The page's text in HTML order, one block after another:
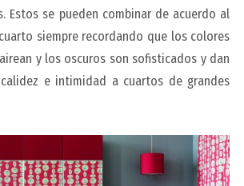
. Estos se pueden combinar de acuerdo al
siempre recordando que los colores
y los oscuros son sofisticados y dan
e intimidad a cuartos de grandes